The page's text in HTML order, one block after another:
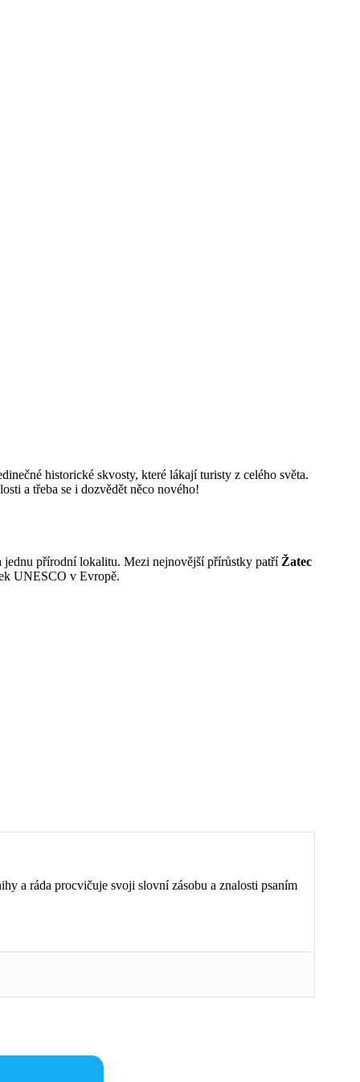
historické skvosty, které lákají turisty z celého světa.
a třeba se i dozvědět něco nového!
přírodní lokalitu. Mezi nejnovější přírůstky patří Žatec
UNESCO v Evropě.
a ráda procvičuje svoji slovní zásobu a znalosti psaním